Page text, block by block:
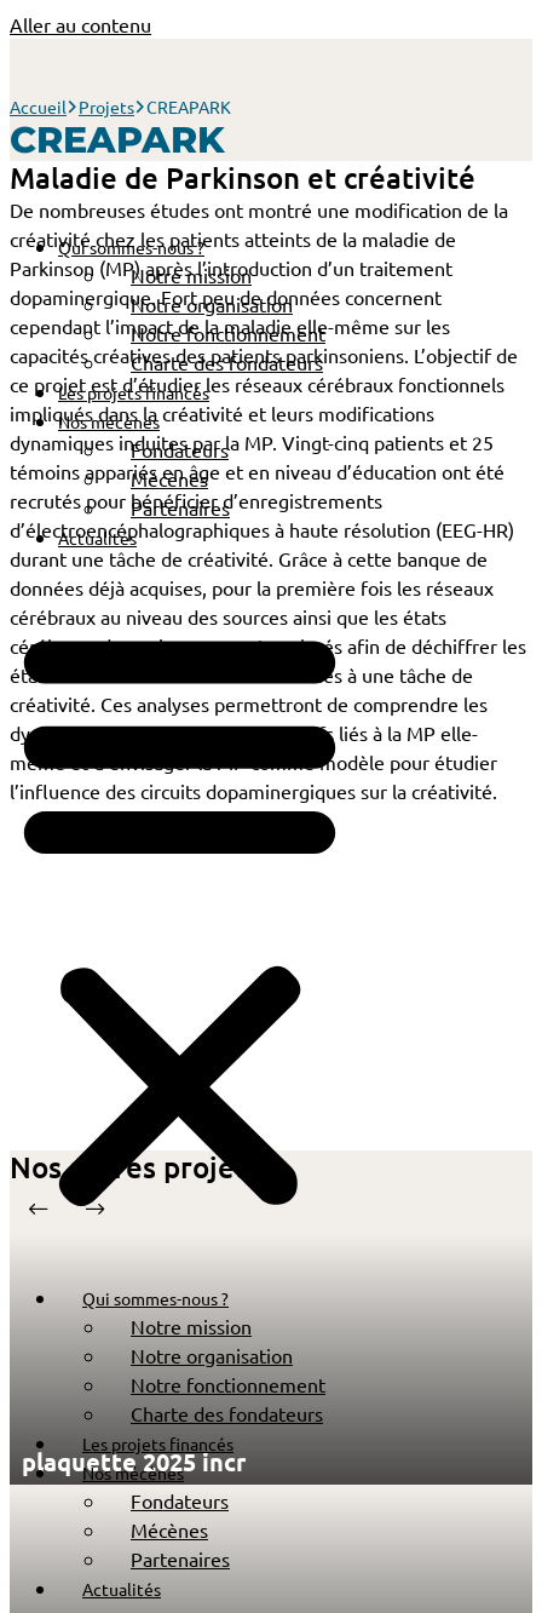
Aller au contenu
Qui sommes-nous ?
Notre mission
Notre organisation
Notre fonctionnement
Charte des fondateurs
Les projets financés
Nos mécènes
Fondateurs
Mécènes
Partenaires
Actualités
Qui sommes-nous ?
Notre mission
Notre organisation
Notre fonctionnement
Charte des fondateurs
Les projets financés
Nos mécènes
Fondateurs
Mécènes
Partenaires
Actualités
Accueil Projets CREAPARK
CREAPARK
Maladie de Parkinson et créativité
De nombreuses études ont montré une modification de la
créativité chez les patients atteints de la maladie de
Parkinson (MP) après l’introduction d’un traitement
dopaminergique. Fort peu de données concernent
cependant l’impact de la maladie elle-même sur les
capacités créatives des patients parkinsoniens. L’objectif de
ce projet est d’étudier les réseaux cérébraux fonctionnels
impliqués dans la créativité et leurs modifications
dynamiques induites par la MP. Vingt-cinq patients et 25
témoins appariés en âge et en niveau d’éducation ont été
recrutés pour bénéficier d’enregistrements
d’électroencéphalographiques à haute résolution (EEG-HR)
durant une tâche de créativité. Grâce à cette banque de
données déjà acquises, pour la première fois les réseaux
cérébraux au niveau des sources ainsi que les états
cérébraux dynamiques seront analysés afin de déchiffrer les
états de connectivité fonctionnelle liés à une tâche de
créativité. Ces analyses permettront de comprendre les
dysfonctionnements cognitifs créatifs liés à la MP elle-
même et d’envisager la MP comme modèle pour étudier
l’influence des circuits dopaminergiques sur la créativité.
Nos autres projets
plaquette 2025 incr